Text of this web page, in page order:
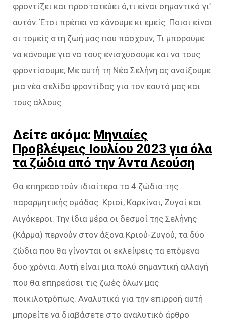
φροντίζει και προστατεύει ό,τι είναι σημαντικό γι’
αυτόν. Έτσι πρέπει να κάνουμε κι εμείς. Ποιοι είναι
οι τομείς στη ζωή μας που πάσχουν; Τι μπορούμε
να κάνουμε για να τους ενισχύσουμε και να τους
φροντίσουμε; Με αυτή τη Νέα Σελήνη ας ανοίξουμε
μια νέα σελίδα φροντίδας για τον εαυτό μας και
τους άλλους.
Δείτε ακόμα: Μηνιαίες
Προβλέψεις Ιουλίου 2023 για όλα
τα ζώδια από την Άντα Λεούση
Θα επηρεαστούν ιδιαίτερα τα 4 ζώδια της
παρορμητικής ομάδας: Κριοί, Καρκίνοι, Ζυγοί και
Αιγόκεροι. Την ίδια μέρα οι δεσμοί της Σελήνης
(Κάρμα) περνούν στον άξονα Κριού-Ζυγού, τα δύο
ζώδια που θα γίνονται οι εκλείψεις τα επόμενα
δυο χρόνια. Αυτή είναι μια πολύ σημαντική αλλαγή
που θα επηρεάσει τις ζωές όλων μας
ποικιλοτρόπως. Αναλυτικά για την επιρροή αυτή
μπορείτε να διαβάσετε στο αναλυτικό άρθρο